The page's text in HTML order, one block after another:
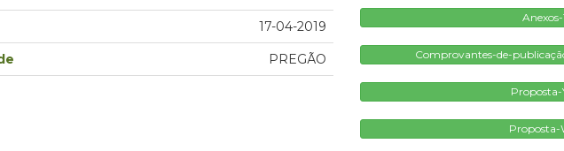
17-04-2019
PREGÃO Comprovantes-de-
Proposta-